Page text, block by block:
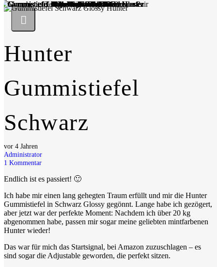
Hunter
Gummistiefel
Schwarz
vor 4 Jahren
Administrator
1 Kommentar
Endlich ist es passiert! 🙂
Ich habe mir einen lang gehegten Traum erfüllt und mir die Hunter
Gummistiefel in Schwarz Glossy gegönnt. Lange habe ich gezögert,
aber jetzt war der perfekte Moment: Nachdem ich über 20 kg
abgenommen habe, passen mir sogar meine geliebten mintfarbenen
Hunter wieder!
Das war für mich das Startsignal, bei Amazon zuzuschlagen – es
sind sogar die Adjustable geworden, die perfekt sitzen.